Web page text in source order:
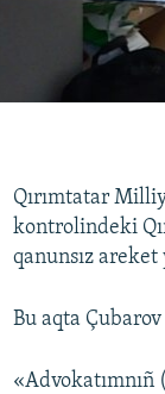
Qırımtatar
kontrolindeki
qanunsız areket
Bu aqta Çubarov